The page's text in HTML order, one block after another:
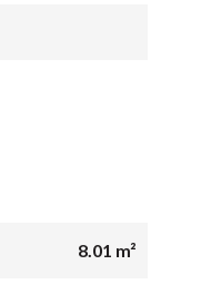
8.01 m²